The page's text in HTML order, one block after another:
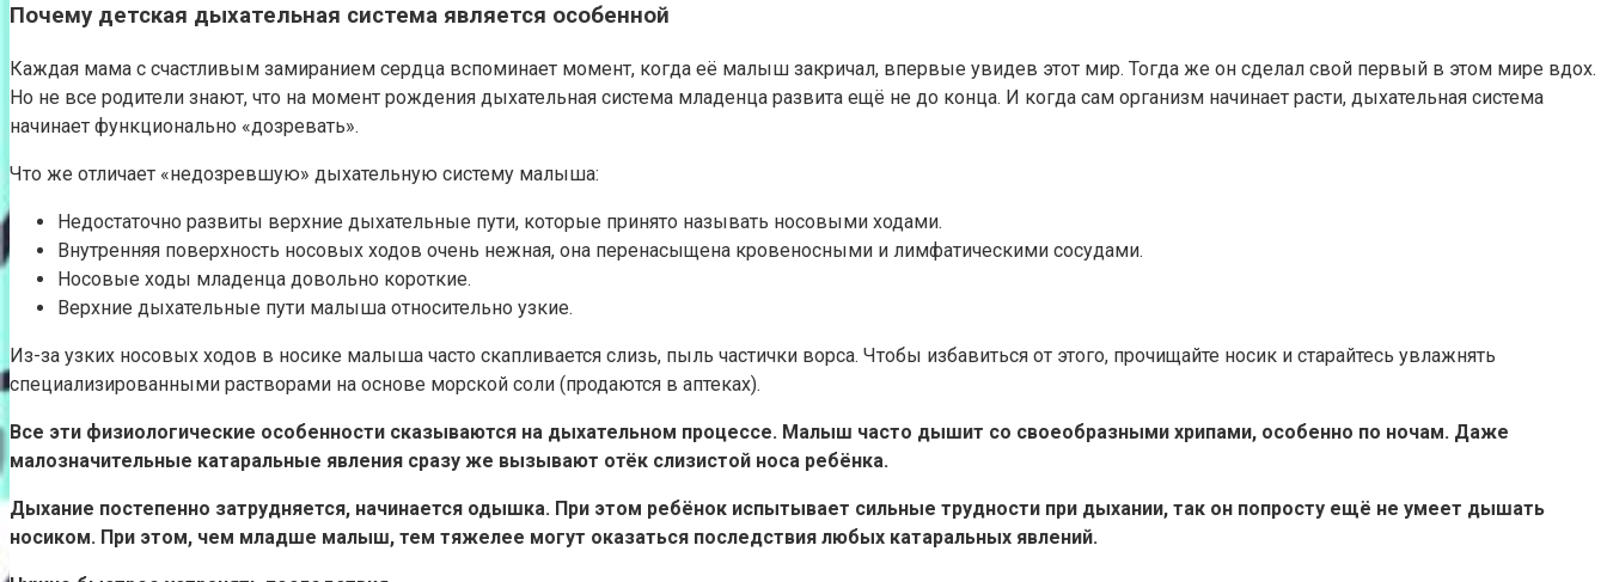
Почему детская дыхательная система является особенной
Каждая мама с счастливым замиранием сердца вспоминает момент, когда её малыш закричал, впервые увидев этот мир. Тогда же он сделал свой первый в этом мире вдох.
Но не все родители знают, что на момент рождения дыхательная система младенца развита ещё не до конца. И когда сам организм начинает расти, дыхательная система
начинает функционально «дозревать».
Что же отличает «недозревшую» дыхательную систему малыша:
Недостаточно развиты верхние дыхательные пути, которые принято называть носовыми ходами.
Внутренняя поверхность носовых ходов очень нежная, она перенасыщена кровеносными и лимфатическими сосудами.
Носовые ходы младенца довольно короткие.
Верхние дыхательные пути малыша относительно узкие.
Из-за узких носовых ходов в носике малыша часто скапливается слизь, пыль частички ворса. Чтобы избавиться от этого, прочищайте носик и старайтесь увлажнять
специализированными растворами на основе морской соли (продаются в аптеках).
Все эти физиологические особенности сказываются на дыхательном процессе. Малыш часто дышит со своеобразными хрипами, особенно по ночам. Даже
малозначительные катаральные явления сразу же вызывают отёк слизистой носа ребёнка.
Дыхание постепенно затрудняется, начинается одышка. При этом ребёнок испытывает сильные трудности при дыхании, так он попросту ещё не умеет дышать
носиком. При этом, чем младше малыш, тем тяжелее могут оказаться последствия любых катаральных явлений.